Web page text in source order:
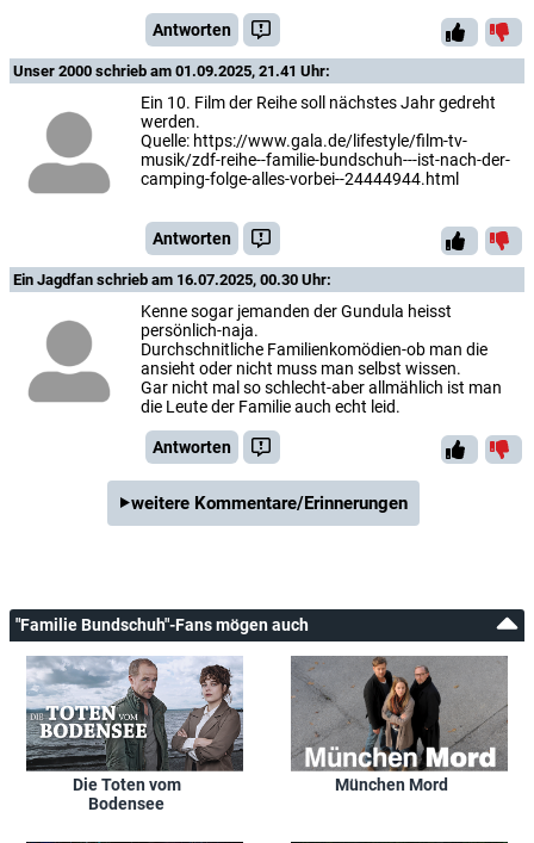
Antworten
Unser 2000 schrieb am 01.09.2025, 21.41 Uhr:
Ein 10. Film der Reihe soll nächstes Jahr gedreht
werden.
Quelle: https://www.gala.de/lifestyle/film-tv-
musik/zdf-reihe--familie-bundschuh---ist-nach-der-
camping-folge-alles-vorbei--24444944.html
Antworten
Ein Jagdfan schrieb am 16.07.2025, 00.30 Uhr:
Kenne sogar jemanden der Gundula heisst
persönlich-naja.
Durchschnitliche Familienkomödien-ob man die
ansieht oder nicht muss man selbst wissen.
Gar nicht mal so schlecht-aber allmählich ist man
die Leute der Familie auch echt leid.
Antworten
weitere Kommentare/Erinnerungen
"Familie Bundschuh"-Fans mögen auch
Die Toten vom
Bodensee
München Mord